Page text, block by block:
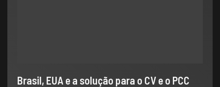
Brasil, EUA e a solução para o CV e o PCC